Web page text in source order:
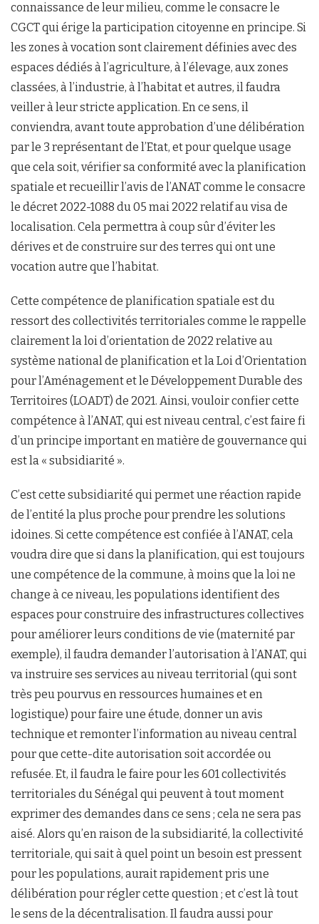
connaissance de leur milieu, comme le consacre le
CGCT qui érige la participation citoyenne en principe. Si
les zones à vocation sont clairement définies avec des
espaces dédiés à l’agriculture, à l’élevage, aux zones
classées, à l’industrie, à l’habitat et autres, il faudra
veiller à leur stricte application. En ce sens, il
conviendra, avant toute approbation d’une délibération
par le 3 représentant de l’Etat, et pour quelque usage
que cela soit, vérifier sa conformité avec la planification
spatiale et recueillir l’avis de l’ANAT comme le consacre
le décret 2022-1088 du 05 mai 2022 relatif au visa de
localisation. Cela permettra à coup sûr d’éviter les
dérives et de construire sur des terres qui ont une
vocation autre que l’habitat.
Cette compétence de planification spatiale est du
ressort des collectivités territoriales comme le rappelle
clairement la loi d’orientation de 2022 relative au
système national de planification et la Loi d’Orientation
pour l’Aménagement et le Développement Durable des
Territoires (LOADT) de 2021. Ainsi, vouloir confier cette
compétence à l’ANAT, qui est niveau central, c’est faire fi
d’un principe important en matière de gouvernance qui
est la « subsidiarité ».
C’est cette subsidiarité qui permet une réaction rapide
de l’entité la plus proche pour prendre les solutions
idoines. Si cette compétence est confiée à l’ANAT, cela
voudra dire que si dans la planification, qui est toujours
une compétence de la commune, à moins que la loi ne
change à ce niveau, les populations identifient des
espaces pour construire des infrastructures collectives
pour améliorer leurs conditions de vie (maternité par
exemple), il faudra demander l’autorisation à l’ANAT, qui
va instruire ses services au niveau territorial (qui sont
très peu pourvus en ressources humaines et en
logistique) pour faire une étude, donner un avis
technique et remonter l’information au niveau central
pour que cette-dite autorisation soit accordée ou
refusée. Et, il faudra le faire pour les 601 collectivités
territoriales du Sénégal qui peuvent à tout moment
exprimer des demandes dans ce sens ; cela ne sera pas
aisé. Alors qu’en raison de la subsidiarité, la collectivité
territoriale, qui sait à quel point un besoin est pressent
pour les populations, aurait rapidement pris une
délibération pour régler cette question ; et c’est là tout
le sens de la décentralisation. Il faudra aussi pour